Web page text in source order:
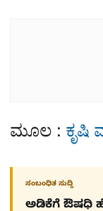
ಮೂಲ : ಕೃಷಿ
ಸಂಬಂಧಿತ ಸುದ್ದಿ
ಅಡಿಕೆಗೆ ಔಷಧಿ